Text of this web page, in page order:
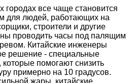
городах все чаще становится
для людей, работающих на
строители и другие
проводить часы под палящим
Китайские инженеры
решение - специальные
помогают снизить
примерно на 10 градусов.
жары, китайские